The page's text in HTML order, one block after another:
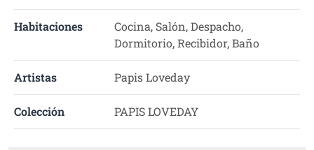
Habitaciones
Cocina, Salón, Despacho,
Dormitorio, Recibidor, Baño
Artistas Papis Loveday
Colección PAPIS LOVEDAY